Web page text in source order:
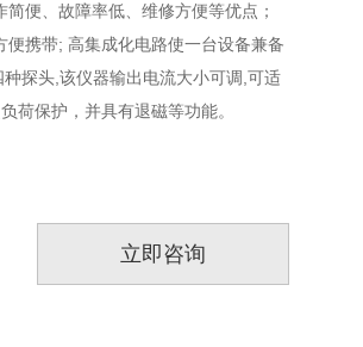
便、故障率低、维修方便等优点；
携带; 高集成化电路使一台设备兼备
探头,该仪器输出电流大小可调,可适
荷保护，并具有退磁等功能。
立即咨询